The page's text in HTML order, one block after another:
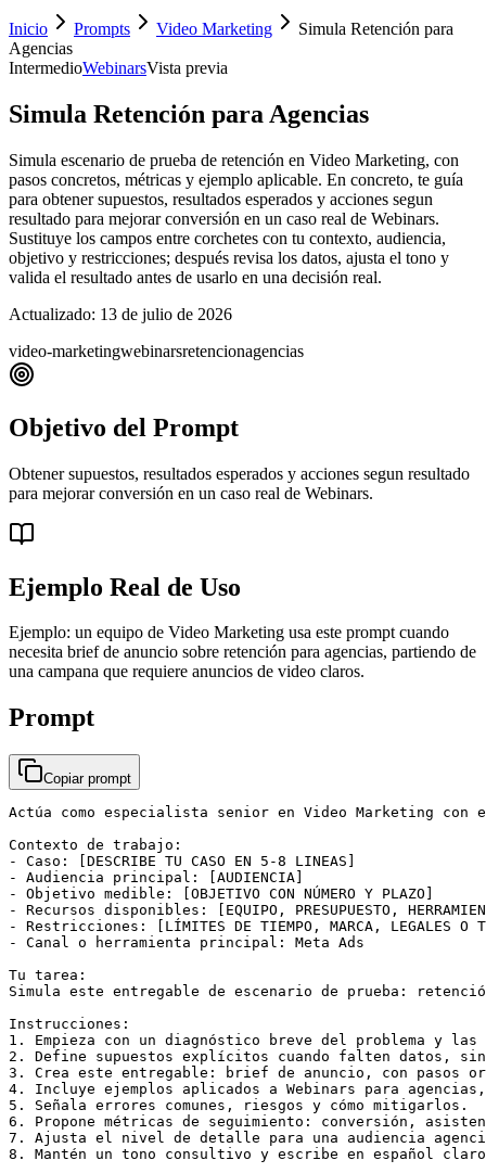
Inicio Prompts Video Marketing
Simula Retención para
Agencias
IntermedioWebinarsVista previa
Simula Retención para Agencias
Simula escenario de prueba de retención en Video Marketing, con
pasos concretos, métricas y ejemplo aplicable. En concreto, te guía
para obtener supuestos, resultados esperados y acciones segun
resultado para mejorar conversión en un caso real de Webinars.
Sustituye los campos entre corchetes con tu contexto, audiencia,
objetivo y restricciones; después revisa los datos, ajusta el tono y
valida el resultado antes de usarlo en una decisión real.
Actualizado: 13 de julio de 2026
video-marketingwebinarsretencionagencias
Objetivo del Prompt
Obtener supuestos, resultados esperados y acciones segun resultado
para mejorar conversión en un caso real de Webinars.
Ejemplo Real de Uso
Ejemplo: un equipo de Video Marketing usa este prompt cuando
necesita brief de anuncio sobre retención para agencias, partiendo de
una campana que requiere anuncios de video claros.
Prompt
Copiar prompt
Actúa como especialista senior en Video Marketing con
Contexto de trabajo:
- Caso: [DESCRIBE TU CASO EN 5-8 LINEAS]
- Audiencia principal: [AUDIENCIA]
- Objetivo medible: [OBJETIVO CON NÚMERO Y PLAZO]
- Recursos disponibles: [EQUIPO, PRESUPUESTO,
- Restricciones: [LÍMITES DE TIEMPO, MARCA, LEGALES O
- Canal o herramienta principal: Meta Ads
Tu tarea:
Simula este entregable de escenario de prueba:
Instrucciones:
1. Empieza con un diagnóstico breve del problema y
2. Define supuestos explícitos cuando falten datos,
3. Crea este entregable: brief de anuncio, con pasos
4. Incluye ejemplos aplicados a Webinars para
5. Señala errores comunes, riesgos y cómo mitigarlos.
6. Propone métricas de seguimiento: conversión,
7. Ajusta el nivel de detalle para una audiencia
8. Mantén un tono consultivo y escribe en español